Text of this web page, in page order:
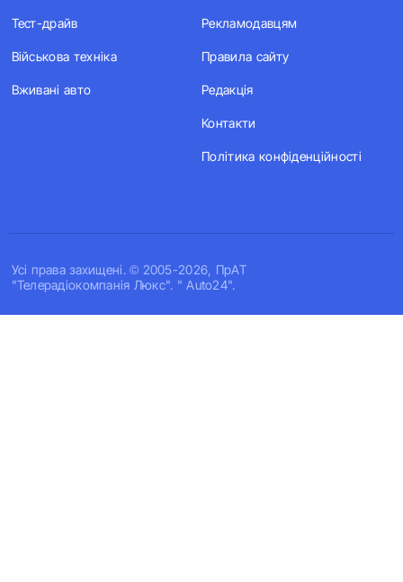
Усi права захищенi. © 2005-2026, ПрАТ
"Телерадіокомпанія Люкс". " Auto24".
Тест-драйв
Військова техніка
Вживані авто
Рекламодавцям
Правила сайту
Редакція
Контакти
Політика конфіденційності